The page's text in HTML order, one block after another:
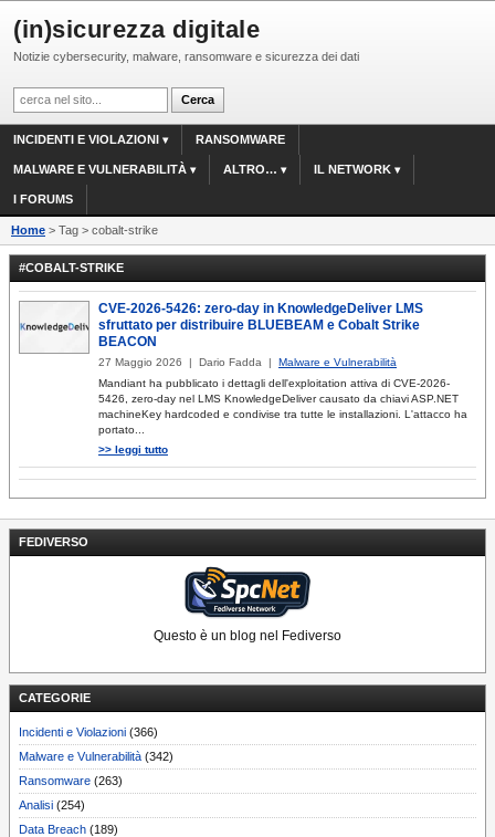
(in)sicurezza digitale
Notizie cybersecurity, malware, ransomware e sicurezza dei dati
INCIDENTI E VIOLAZIONI RANSOMWARE
MALWARE E VULNERABILITÀ ALTRO… IL NETWORK
I FORUMS
Home > Tag > cobalt-strike
FEDIVERSO
Questo è un blog nel Fediverso
CATEGORIE
Incidenti e Violazioni (366)
Malware e Vulnerabilità (342)
Ransomware (263)
Analisi (254)
Data Breach (189)
#COBALT-STRIKE
CVE-2026-5426: zero-day in KnowledgeDeliver LMS
sfruttato per distribuire BLUEBEAM e Cobalt Strike
BEACON
27 Maggio 2026 | Dario Fadda | Malware e Vulnerabilità
Mandiant ha pubblicato i dettagli dell'exploitation attiva di CVE-2026-
5426, zero-day nel LMS KnowledgeDeliver causato da chiavi ASP.NET
machineKey hardcoded e condivise tra tutte le installazioni. L'attacco ha
portato...
>> leggi tutto